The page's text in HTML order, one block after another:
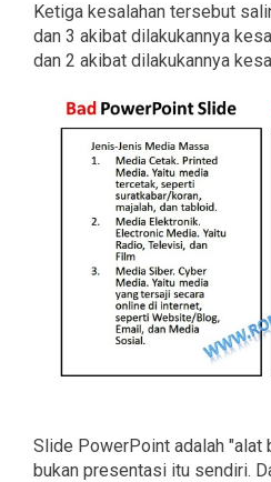
Ketiga kesalahan tersebut
dan 3 akibat dilakukannya
dan 2 akibat dilakukannya
Slide PowerPoint adalah "alat
bukan presentasi itu sendiri.